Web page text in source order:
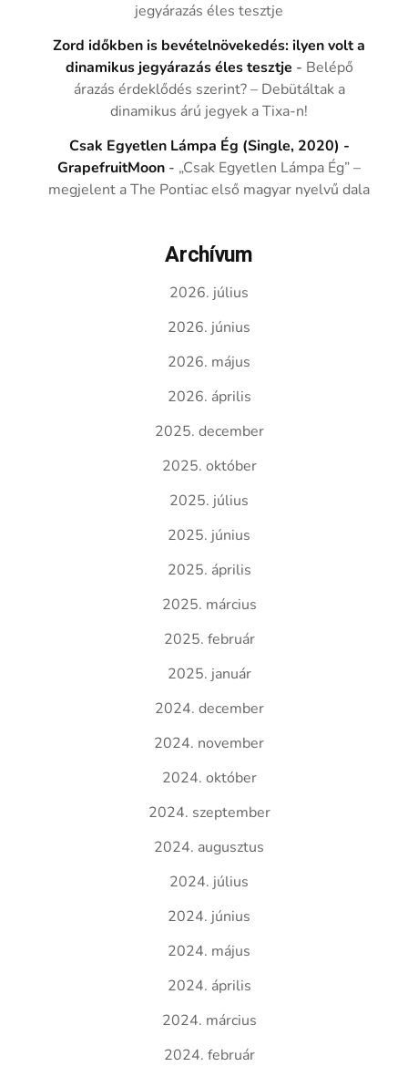
jegyárazás éles tesztje
Zord időkben is bevételnövekedés: ilyen volt a
dinamikus jegyárazás éles tesztje - Belépő
árazás érdeklődés szerint? – Debütáltak a
dinamikus árú jegyek a Tixa-n!
Csak Egyetlen Lámpa Ég (Single, 2020) -
GrapefruitMoon - „Csak Egyetlen Lámpa Ég” –
megjelent a The Pontiac első magyar nyelvű dala
Archívum
2026. július
2026. június
2026. május
2026. április
2025. december
2025. október
2025. július
2025. június
2025. április
2025. március
2025. február
2025. január
2024. december
2024. november
2024. október
2024. szeptember
2024. augusztus
2024. július
2024. június
2024. május
2024. április
2024. március
2024. február